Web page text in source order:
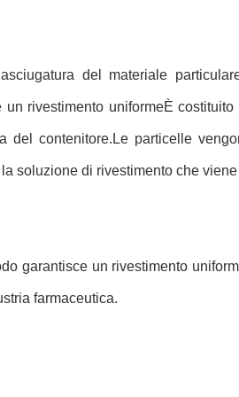
del materiale
rivestimento uniformeÈ
contenitore.Le particelle
soluzione di rivestimento che
garantisce un rivestimento
farmaceutica.